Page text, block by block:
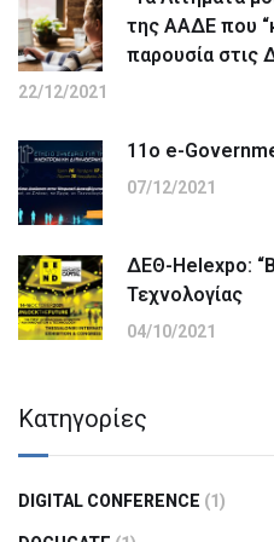
της ΑΑΔΕ που
παρουσία στις
22/12/2021
11ο e-
07/12/2021
ΔΕΘ-Helexpo:
Τεχνολογίας
04/10/2021
Kατηγορίες
DIGITAL CONFERENCE (1)